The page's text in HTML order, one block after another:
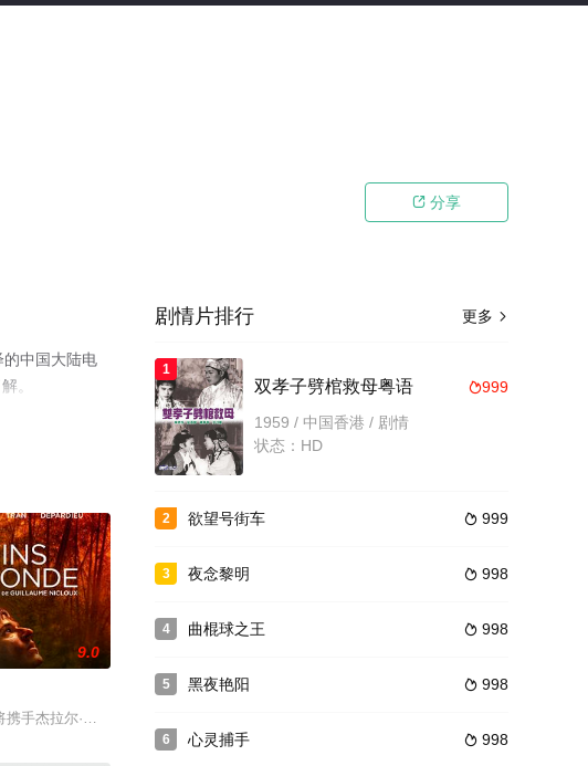
 分享
中国大陆电
。
自行动而被教会其他司祭所排挤，更为了拯救
前她是一个快乐活泼的少女，跟其他人一样，享受着爱情的甜蜜。然而
9.0
携手杰拉尔·德帕迪约，出演纪洛姆·尼克乐关注印度支那战争的《世界边界》(Les confins
更多 
剧情片排行
1
999
双孝子劈棺救母粤语
1959 / 中国香港 / 剧情
状态：HD
2  999
欲望号街车
3  998
夜念黎明
4  998
曲棍球之王
5  998
黑夜艳阳
6  998
心灵捕手